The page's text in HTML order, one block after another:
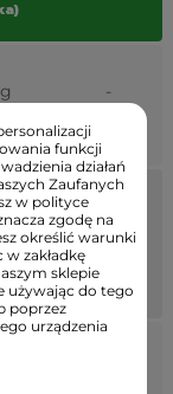
-
-
funkcji
działań
Zaufanych
w polityce
zgodę na
określić warunki
zakładkę
sklepie
używając do tego
poprzez
urządzenia